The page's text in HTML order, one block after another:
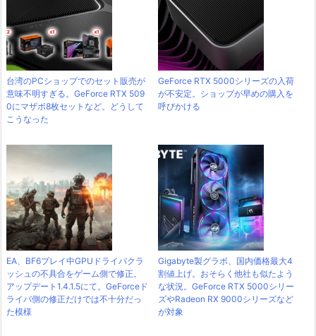
台湾のPCショップでのセット販売が
意味不明すぎる。GeForce RTX 509
0にマザボ8枚セットなど。どうして
こうなった
GeForce RTX 5000シリーズの入荷
が不安定。ショップが早めの購入を
呼びかける
EA、BF6プレイ中GPUドライバクラ
ッシュの不具合をゲーム側で修正。
アップデート1.4.1.5にて。GeForceド
ライバ側の修正だけでは不十分だっ
た模様
Gigabyte製グラボ、国内価格最大4
割値上げ。おそらく他社も似たよう
な状況。GeForce RTX 5000シリー
ズやRadeon RX 9000シリーズなど
が対象